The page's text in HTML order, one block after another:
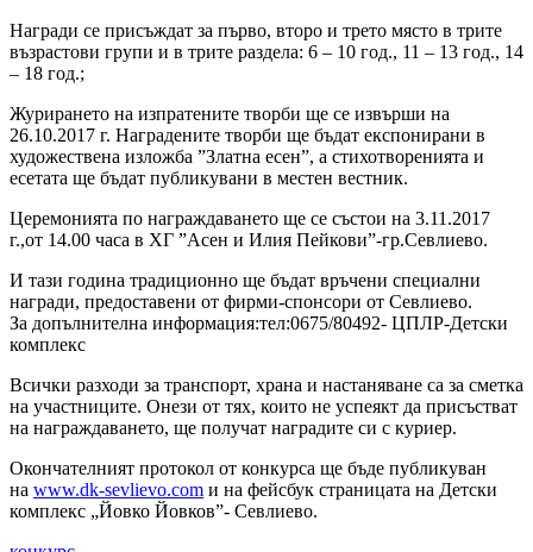
Награди се присъждат за първо, второ и трето място в трите
възрастови групи и в трите раздела: 6 – 10 год., 11 – 13 год., 14
– 18 год.;
Журирането на изпратените творби ще се извърши на
26.10.2017 г. Наградените творби ще бъдат експонирани в
художествена изложба ”Златна есен”, а стихотворенията и
есетата ще бъдат публикувани в местен вестник.
Церемонията по награждаването ще се състои на 3.11.2017
г.,от 14.00 часа в ХГ ”Асен и Илия Пейкови”-гр.Севлиево.
И тази година традиционно ще бъдат връчени специални
награди, предоставени от фирми-спонсори от Севлиево.
За допълнителна информация:тел:0675/80492- ЦПЛР-Детски
комплекс
Всички разходи за транспорт, храна и настаняване са за сметка
на участниците. Онези от тях, които не успеякт да присъстват
на награждаването, ще получат наградите си с куриер.
Окончателният протокол от конкурса ще бъде публикуван
на www.dk-sevlievo.com и на фейсбук страницата на Детски
комплекс „Йовко Йовков”- Севлиево.